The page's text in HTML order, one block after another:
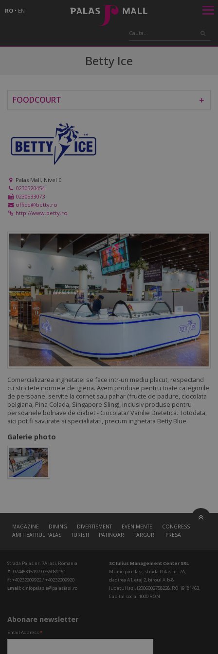
RO • EN
Betty Ice
FOODCOURT ＋
Palas Mall, Nivel 0
0230520454
0230533073
office@betty.ro
http://www.betty.ro
Comercializarea inghetatei se face intr-un mediu placut, respectand
cu strictete normele de igiena. Avem produse pentru toate categoriile
de persoane, servite la cornet sau pahar (fructe de padure, ciocolata
belgiana, Pina Colada, Singapore Sling), inclusiv produse pentru
persoanele bolnave de diabet - Ciocolata/ Vanilie Dietetica. Totodata,
aici pot fi savurate si specialiatati, precum inghetata Betty Blue.
Galerie photo
MAGAZINE DINING DIVERTISMENT EVENIMENTE
CONGRESS HALL
AMFITEATRUL PALAS
TURISTI PATINOAR TARGURI PRESA
Strada Palas nr. 7A Iasi, Romania
T: 0744531519 / 0756089151
F: +40232209922 / +40232209920
Email: cinfopalas.a@palasiasi.ro
SC Iulius Management Center SRL
Municipiul Iasi, strada Palas nr. 7A,
cladirea A1, etaj 2, biroul A.b-8
Judetul Iasi, J2006002758228, RO 19181463,
Capital social 1000 RON
Abonare newsletter
Email Address*